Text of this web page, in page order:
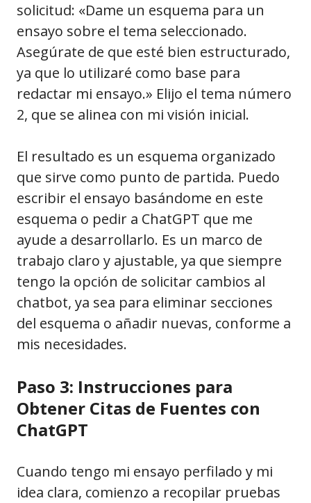
solicitud: «Dame un esquema para un
ensayo sobre el tema seleccionado.
Asegúrate de que esté bien estructurado,
ya que lo utilizaré como base para
redactar mi ensayo.» Elijo el tema número
2, que se alinea con mi visión inicial.
El resultado es un esquema organizado
que sirve como punto de partida. Puedo
escribir el ensayo basándome en este
esquema o pedir a ChatGPT que me
ayude a desarrollarlo. Es un marco de
trabajo claro y ajustable, ya que siempre
tengo la opción de solicitar cambios al
chatbot, ya sea para eliminar secciones
del esquema o añadir nuevas, conforme a
mis necesidades.
Paso 3: Instrucciones para
Obtener Citas de Fuentes con
ChatGPT
Cuando tengo mi ensayo perfilado y mi
idea clara, comienzo a recopilar pruebas